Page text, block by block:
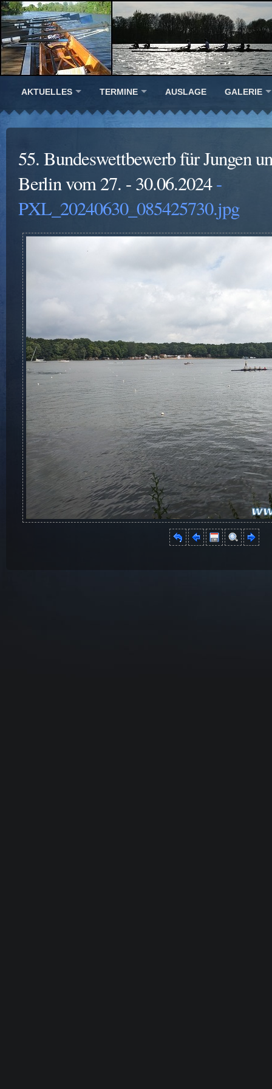
AKTUELLES TERMINE AUSLAGE GALERIE
55. Bundeswettbewerb für Jungen
Berlin vom 27. - 30.06.2024-
PXL_20240630_085425730.jpg